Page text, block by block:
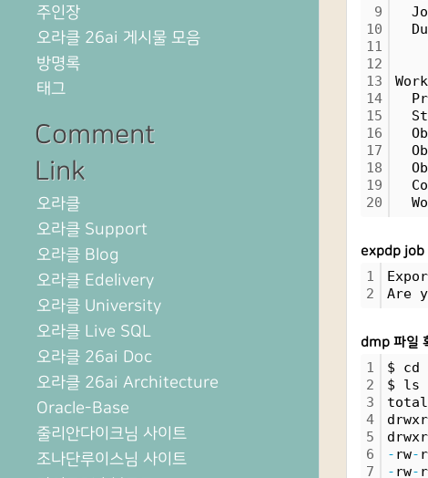
주인장
오라클 26ai 게시물 모음
방명록
태그
Comment
Link
오라클
오라클 Support
오라클 Blog
오라클 Edelivery
오라클 University
오라클 Live SQL
오라클 26ai Doc
오라클 26ai Architecture
Oracle-Base
줄리안다이크님 사이트
조나단루이스님 사이트
9
10
11
12
13
14
15
16
17
18
19
20
expdp job
1
2
Are
dmp 파일
1
2
3
4
5
6
7
$ cd
$ ls
total
drwxr
drwxr
- rw- r
- rw- r